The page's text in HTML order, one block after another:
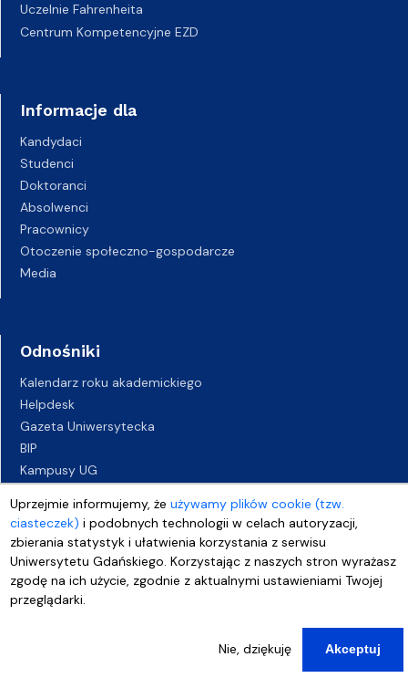
Uprzejmie informujemy, żeużywamy plików cookie (tzw.
ciasteczek) i podobnych technologii w celach autoryzacji,
zbierania statystyk i ułatwienia korzystania z serwisu
Uniwersytetu Gdańskiego. Korzystając z naszych stron wyrażasz
zgodę na ich użycie, zgodnie z aktualnymi ustawieniami Twojej
przeglądarki.
Nie, dziękuję Akceptuj
Uczelnie Fahrenheita
Centrum Kompetencyjne EZD
Informacje dla
Kandydaci
Studenci
Doktoranci
Absolwenci
Pracownicy
Otoczenie społeczno-gospodarcze
Media
Odnośniki
Kalendarz roku akademickiego
Helpdesk
Gazeta Uniwersytecka
BIP
Kampusy UG
Oferty pracy
Deklaracja dostępności